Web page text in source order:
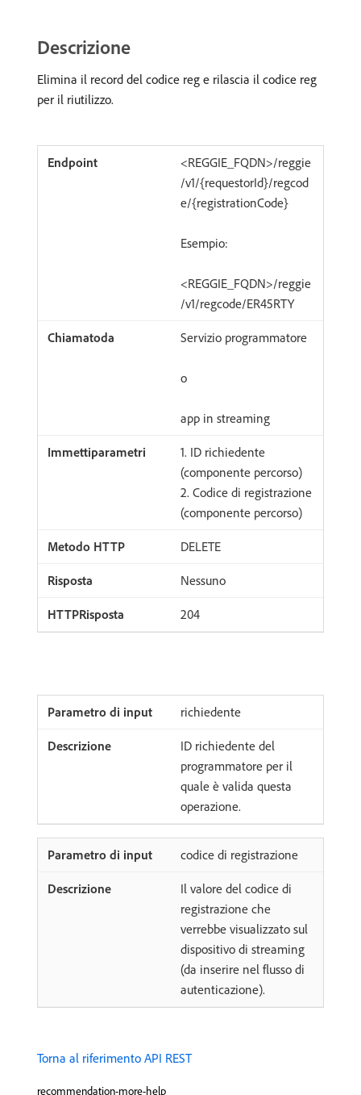
Descrizione
Elimina il record del codice reg e rilascia il codice reg
per il riutilizzo.
<REGGIE_FQDN>/reggie
/v1/{requestorId}/regcod
e/{registrationCode}
Esempio:
<REGGIE_FQDN>/reggie
/v1/regcode/ER45RTY
Servizio programmatore
o
app in streaming
​1. ID richiedente
(componente percorso)
2. Codice di registrazione
(componente percorso)
DELETE
Nessuno
204
richiedente
ID richiedente del
programmatore per il
quale è valida questa
operazione.
codice di registrazione
Il valore del codice di
registrazione che
verrebbe visualizzato sul
dispositivo di streaming
(da inserire nel flusso di
autenticazione).
Torna al riferimento API REST
recommendation-more-help